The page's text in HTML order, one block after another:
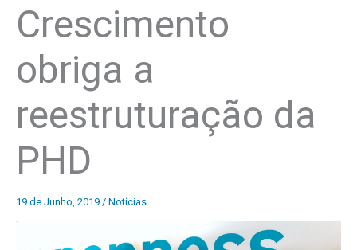
Crescimento
obriga a
reestruturação da
PHD
19 de Junho, 2019 / Notícias